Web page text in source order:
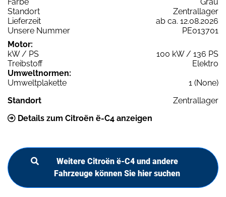
Standort
Zentrallager
Lieferzeit
ab ca. 12.08.2026
Unsere Nummer
PE013701
Motor:
kW / PS
100 kW / 136 PS
Treibstoff
Elektro
Umweltnormen:
Umweltplakette
1 (None)
Standort
Zentrallager
Details zum Citroën ë-C4 anzeigen
Weitere Citroën ë-C4 und andere
Fahrzeuge können Sie hier suchen